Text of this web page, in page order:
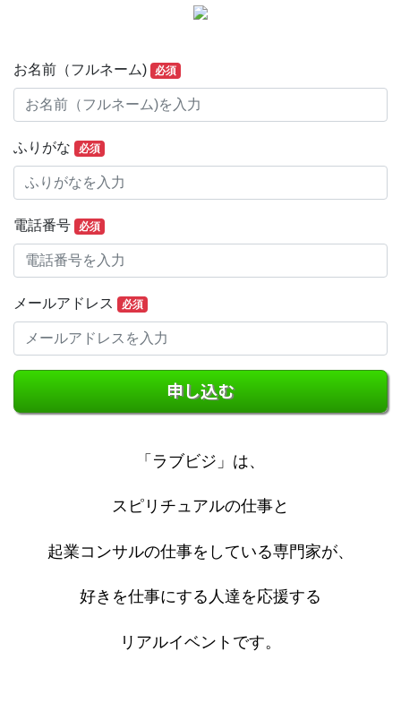
お名前（フルネーム) 必須
ふりがな 必須
電話番号 必須
メールアドレス 必須
申し込む
「ラブビジ」は、
スピリチュアルの仕事と
起業コンサルの仕事をしている専門家が、
好きを仕事にする人達を応援する
リアルイベントです。